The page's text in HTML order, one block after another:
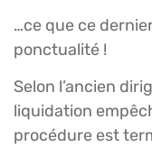
…ce que ce
ponctualité !
Selon l’ancien
liquidation
procédure est